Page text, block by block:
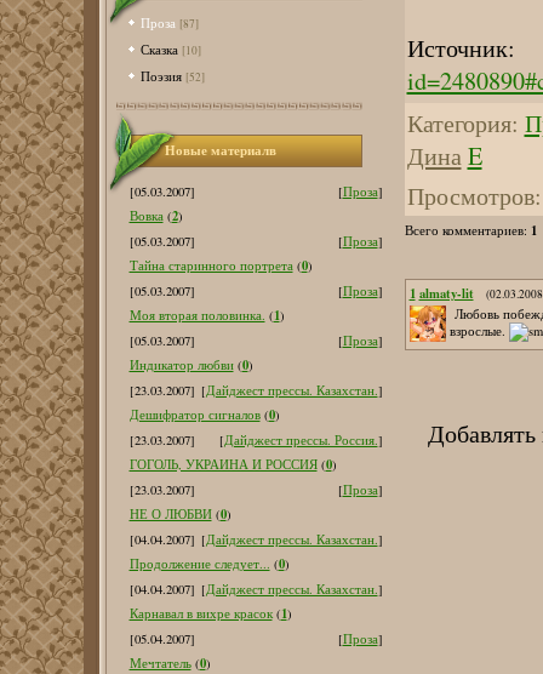
Проза [87]
Сказка [10]
Поэзия [52]
Новые материалв
[05.03.2007] [Проза]
Вовка (2)
[05.03.2007]
[Проза]
Тайна старинного портрета (0)
[05.03.2007]
[Проза]
Моя вторая половинка. (1)
[05.03.2007]
[Проза]
Индикатор любви (0)
[23.03.2007] [Дайджест прессы. Казахстан.]
Дешифратор сигналов (0)
[23.03.2007]
[Дайджест прессы. Россия.]
ГОГОЛЬ, УКРАИНА И РОССИЯ (0)
[23.03.2007]
[Проза]
НЕ О ЛЮБВИ (0)
[04.04.2007] [Дайджест прессы. Казахстан.]
Продолжение следует... (0)
[04.04.2007] [Дайджест прессы. Казахстан.]
Карнавал в вихре красок (1)
[05.04.2007]
[Проза]
Мечтатель (0)
Источник
Категория:
Дина E
Просмотров:
Всего комментариев: 1
1 almaty-lit
Любовь
взрослые.